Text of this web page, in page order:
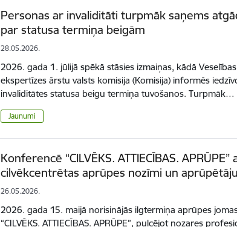
Personas ar invaliditāti turpmāk saņems
par statusa termiņa beigām
28.05.2026.
2026. gada 1. jūlijā spēkā stāsies izmaiņas, kādā
ekspertīzes ārstu valsts komisija (Komisija) informēs
invaliditātes statusa beigu termiņa tuvošanos. Turpmāk…
Jaunumi
Konferencē “CILVĒKS. ATTIECĪBAS. APRŪPE”
cilvēkcentrētas aprūpes nozīmi un
26.05.2026.
2026. gada 15. maijā norisinājās ilgtermiņa aprūpes
“CILVĒKS. ATTIECĪBAS. APRŪPE”, pulcējot nozares